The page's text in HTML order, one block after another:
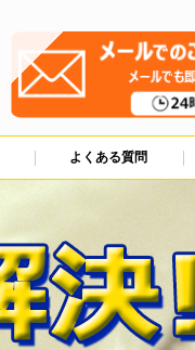
よくある質問